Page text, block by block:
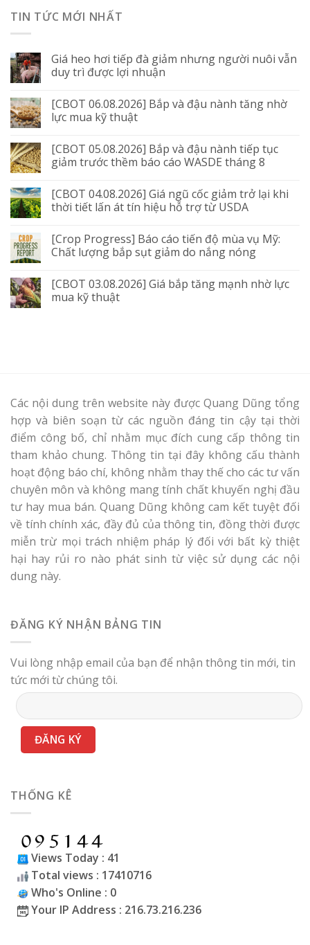
TIN TỨC MỚI NHẤT
Giá heo hơi tiếp đà giảm nhưng người nuôi vẫn
duy trì được lợi nhuận
[CBOT 06.08.2026] Bắp và đậu nành tăng nhờ
lực mua kỹ thuật
[CBOT 05.08.2026] Bắp và đậu nành tiếp tục
giảm trước thềm báo cáo WASDE tháng 8
[CBOT 04.08.2026] Giá ngũ cốc giảm trở lại khi
thời tiết lấn át tín hiệu hỗ trợ từ USDA
[Crop Progress] Báo cáo tiến độ mùa vụ Mỹ:
Chất lượng bắp sụt giảm do nắng nóng
[CBOT 03.08.2026] Giá bắp tăng mạnh nhờ lực
mua kỹ thuật
Các nội dung trên website này được Quang Dũng tổng
hợp và biên soạn từ các nguồn đáng tin cậy tại thời
điểm công bố, chỉ nhằm mục đích cung cấp thông tin
tham khảo chung. Thông tin tại đây không cấu thành
hoạt động báo chí, không nhằm thay thế cho các tư vấn
chuyên môn và không mang tính chất khuyến nghị đầu
tư hay mua bán. Quang Dũng không cam kết tuyệt đối
về tính chính xác, đầy đủ của thông tin, đồng thời được
miễn trừ mọi trách nhiệm pháp lý đối với bất kỳ thiệt
hại hay rủi ro nào phát sinh từ việc sử dụng các nội
dung này.
ĐĂNG KÝ NHẬN BẢNG TIN
Vui lòng nhập email của bạn để nhận thông tin mới, tin
tức mới từ chúng tôi.
THỐNG KÊ
Views Today : 41
Total views : 17410716
Who's Online : 0
Your IP Address : 216.73.216.236